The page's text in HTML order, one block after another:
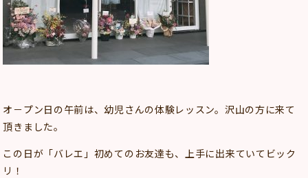
オ－プン日の午前は、幼児さんの体験レッスン。沢山の方に来て
頂きました。
この日が「バレエ」初めてのお友達も、上手に出来ていてビック
リ！